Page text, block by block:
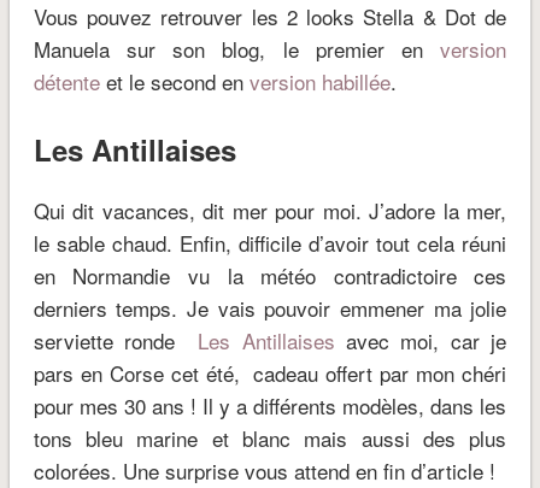
Vous pouvez retrouver les 2 looks Stella & Dot de
Manuela sur son blog, le premier enversion
détenteet le second en version habillée.
Les Antillaises
Qui dit vacances, dit mer pour moi. J’adore la mer,
le sable chaud. Enfin, difficile d’avoir tout cela réuni
en Normandie vu la météo contradictoire ces
derniers temps. Je vais pouvoir emmener ma jolie
serviette ronde Les Antillaises avec moi, car je
pars en Corse cet été, cadeau offert par mon chéri
pour mes 30 ans ! Il y a différents modèles, dans les
tons bleu marine et blanc mais aussi des plus
colorées. Une surprise vous attend en fin d’article !